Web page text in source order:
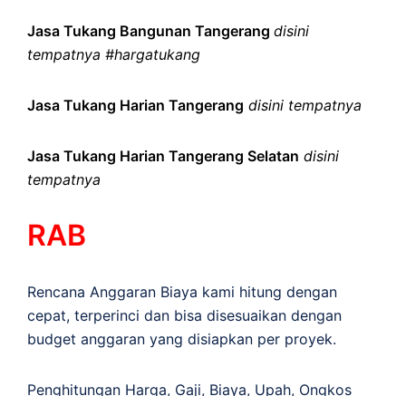
Jasa Tukang Bangunan Tangerang disini
tempatnya #hargatukang
Jasa Tukang Harian Tangerang disini tempatnya
Jasa Tukang Harian Tangerang Selatan disini
tempatnya
RAB
Rencana Anggaran Biaya kami hitung dengan
cepat, terperinci dan bisa disesuaikan dengan
budget anggaran yang disiapkan per proyek.
Penghitungan Harga, Gaji, Biaya, Upah, Ongkos